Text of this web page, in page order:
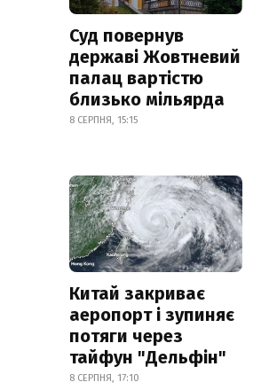
Суд повернув
державі Жовтневий
палац вартістю
близько мільярда
8 СЕРПНЯ, 15:15
Китай закриває
аеропорт і зупиняє
потяги через
тайфун "Дельфін"
8 СЕРПНЯ, 17:10